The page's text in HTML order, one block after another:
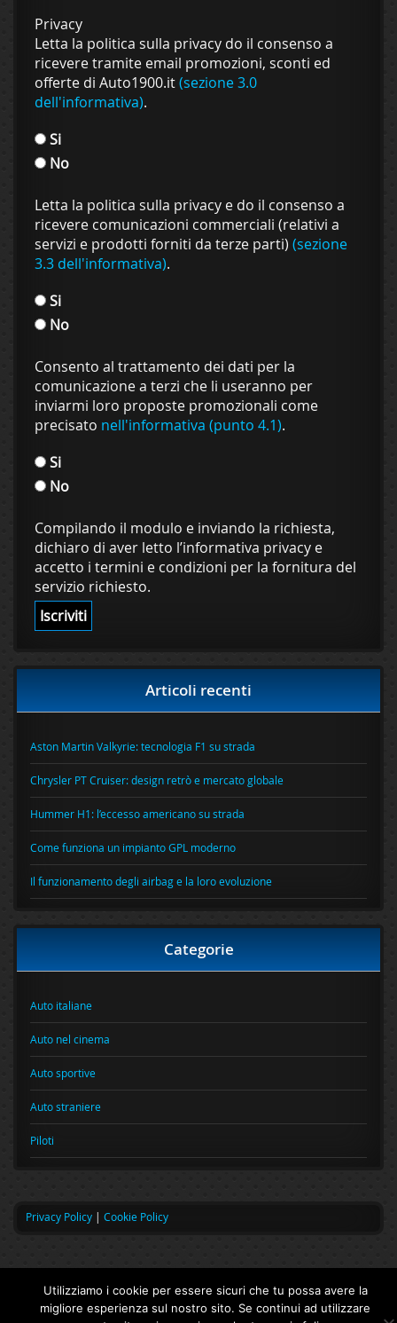
Privacy
Letta la politica sulla privacy do il consenso a
ricevere tramite email promozioni, sconti ed
offerte di Auto1900.it(sezione 3.0
dell'informativa).
Si
No
Letta la politica sulla privacy e do il consenso a
ricevere comunicazioni commerciali (relativi a
servizi e prodotti forniti da terze parti) (sezione
3.3 dell'informativa).
Si
No
Consento al trattamento dei dati per la
comunicazione a terzi che li useranno per
inviarmi loro proposte promozionali come
precisato nell'informativa (punto 4.1).
Si
No
Compilando il modulo e inviando la richiesta,
dichiaro di aver letto l’informativa privacy e
accetto i termini e condizioni per la fornitura del
servizio richiesto.
Articoli recenti
Aston Martin Valkyrie: tecnologia F1 su strada
Chrysler PT Cruiser: design retrò e mercato globale
Hummer H1: l’eccesso americano su strada
Come funziona un impianto GPL moderno
Il funzionamento degli airbag e la loro evoluzione
Categorie
Auto italiane
Auto nel cinema
Auto sportive
Auto straniere
Piloti
Privacy Policy | Cookie Policy
Utilizziamo i cookie per essere sicuri che tu possa avere la
migliore esperienza sul nostro sito. Se continui ad utilizzare